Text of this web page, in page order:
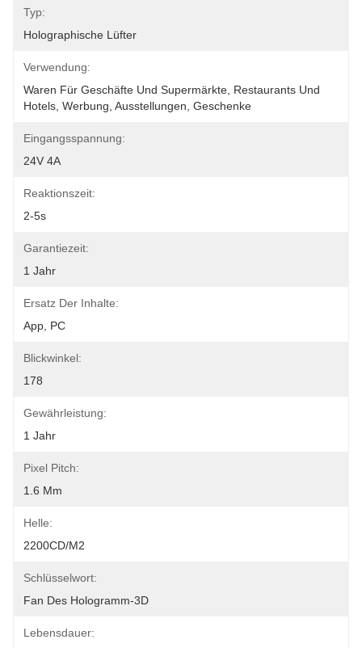
Typ:
Holographische Lüfter
Verwendung:
Waren Für Geschäfte Und Supermärkte, Restaurants Und
Hotels, Werbung, Ausstellungen, Geschenke
Eingangsspannung:
24V 4A
Reaktionszeit:
2-5s
Garantiezeit:
1 Jahr
Ersatz Der Inhalte:
App, PC
Blickwinkel:
178
Gewährleistung:
1 Jahr
Pixel Pitch:
1.6 Mm
Helle:
2200CD/M2
Schlüsselwort:
Fan Des Hologramm-3D
Lebensdauer: